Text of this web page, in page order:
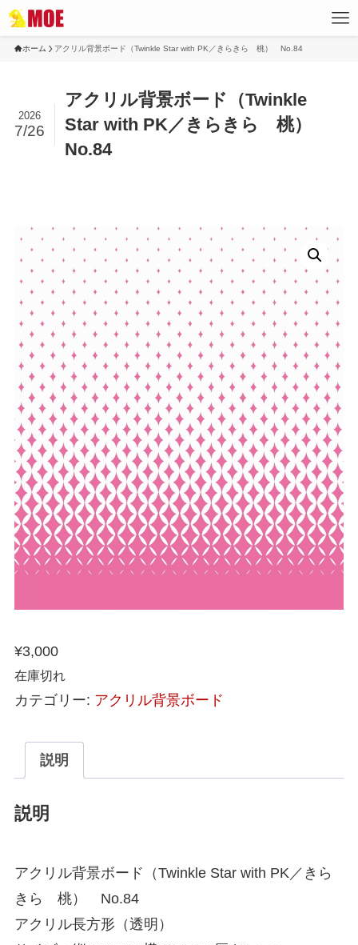
ホーム アクリル背景ボード（Twinkle Star with PK／きらきら 桃） No.84
アクリル背景ボード（Twinkle
Star with PK／きらきら 桃）
No.84
2026
7/26
¥3,000
在庫切れ
カテゴリー: アクリル背景ボード
説明
説明
アクリル背景ボード（Twinkle Star with PK／きら
きら 桃） No.84
アクリル長方形（透明）